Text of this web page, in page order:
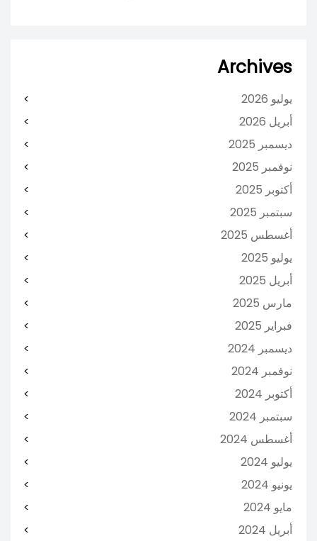
Archives
يوليو 2026
أبريل 2026
ديسمبر 2025
نوفمبر 2025
أكتوبر 2025
سبتمبر 2025
أغسطس 2025
يوليو 2025
أبريل 2025
مارس 2025
فبراير 2025
ديسمبر 2024
نوفمبر 2024
أكتوبر 2024
سبتمبر 2024
أغسطس 2024
يوليو 2024
يونيو 2024
مايو 2024
أبريل 2024